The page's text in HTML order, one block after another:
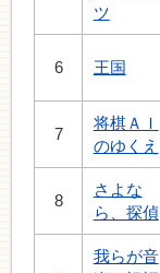
ツ
6 王国
7
将棋ＡＩ
のゆくえ
8
さよな
ら、探偵
我らが音